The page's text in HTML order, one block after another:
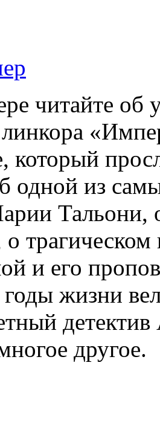
читайте об
который
одной из
трагическом
и его
жизни
детектив
другое.